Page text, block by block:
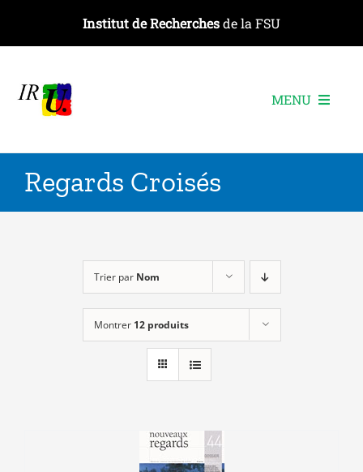
contenu
Institut de Recherchesde la FSU
MENU
Les recherches
Les événements
Regards Croisés
Trier par Nom
Montrer 12 produits